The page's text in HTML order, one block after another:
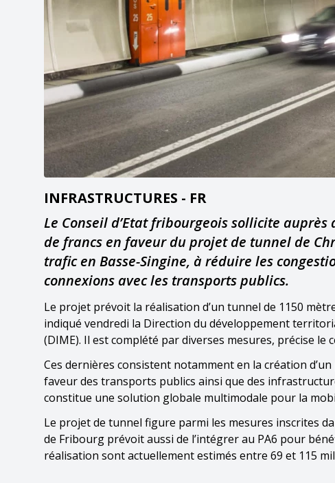
INFRASTRUCTURES - FR
Le Conseil d’Etat fribourgeois sollicite
de francs en faveur du projet de tunnel de
trafic en Basse-Singine, à réduire les
connexions avec les transports publics.
Le projet prévoit la réalisation d’un tunnel de 1150
indiqué vendredi la Direction du développement
(DIME). Il est complété par diverses mesures, précise le
Ces dernières consistent notamment en la création
faveur des transports publics ainsi que des
constitue une solution globale multimodale pour la
Le projet de tunnel figure parmi les mesures inscrites
de Fribourg prévoit aussi de l’intégrer au PA6 pour
réalisation sont actuellement estimés entre 69 et 115